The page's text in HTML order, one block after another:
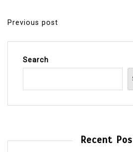
P
o
a
Previous post
Search
Recent